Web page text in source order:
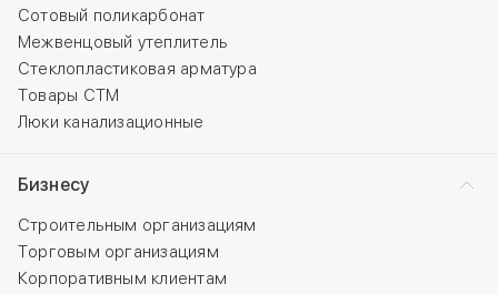
Сотовый поликарбонат
Межвенцовый утеплитель
Стеклопластиковая арматура
Товары СТМ
Люки канализационные
Бизнесу
Строительным организациям
Торговым организациям
Корпоративным клиентам